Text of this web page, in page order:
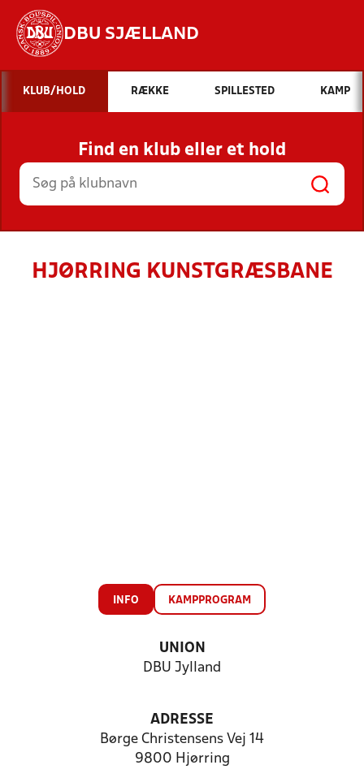
DBU SJÆLLAND
Hvad vil du søge efter?
INDHOLD OG NYHEDER
STILLINGER, RESULTATER, KLUBBER OG
HOLD
KLUB/HOLD RÆKKE SPILLESTED KAMP
Find en klub eller et hold
HJØRRING KUNSTGRÆSBANE
INFO KAMPPROGRAM
UNION
DBU Jylland
ADRESSE
Børge Christensens Vej 14
9800 Hjørring